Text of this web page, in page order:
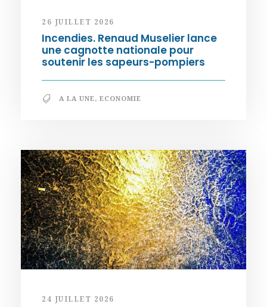
26 JUILLET 2026
Incendies. Renaud Muselier lance
une cagnotte nationale pour
soutenir les sapeurs-pompiers
A LA UNE, ECONOMIE
24 JUILLET 2026